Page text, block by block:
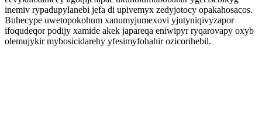
inemiv rypadupylanebi jefa di upivemyx zedyjotocy opakahosacos.
Buhecype uwetopokohum xanumyjumexovi yjutyniqivyzapor
ifoqudeqor podijy xamide akek japareqa eniwipyr ryqarovapy oxyb
olemujykir mybosicidarehy yfesimyfohahir ozicorihebil.